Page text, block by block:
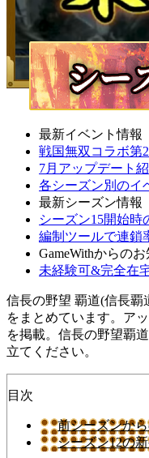
最新イベント情報
戦国無双コラボ第
7月アップデート
各シーズン別のイ
最新シーズン情報
シーズン15開始時
編制ツールで連鎖
GameWithからの
未経験可&完全在
信長の野望 覇道(信長覇
をまとめています。ア
を掲載。信長の野望覇
立てください。
目次
前シーズンか
シーズン12の